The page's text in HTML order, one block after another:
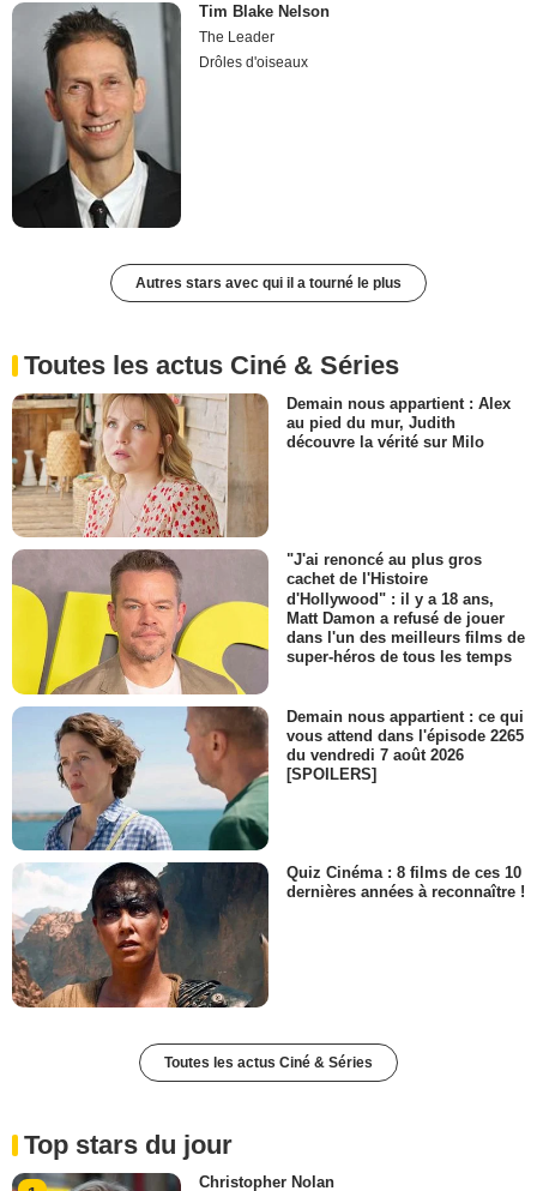
Tim Blake Nelson
The Leader
Drôles d'oiseaux
Autres stars avec qui il a tourné le plus
Toutes les actus Ciné & Séries
Demain nous appartient : Alex
au pied du mur, Judith
découvre la vérité sur Milo
"J'ai renoncé au plus gros
cachet de l'Histoire
d'Hollywood" : il y a 18 ans,
Matt Damon a refusé de jouer
dans l'un des meilleurs films de
super-héros de tous les temps
Demain nous appartient : ce qui
vous attend dans l'épisode 2265
du vendredi 7 août 2026
[SPOILERS]
Quiz Cinéma : 8 films de ces 10
dernières années à reconnaître !
Toutes les actus Ciné & Séries
Top stars du jour
Christopher Nolan